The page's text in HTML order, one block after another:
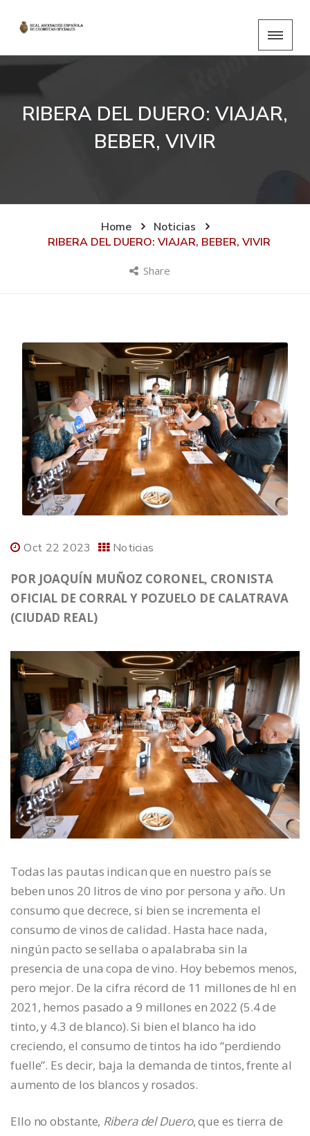
RIBERA DEL DUERO: VIAJAR,
BEBER, VIVIR
Home
Noticias
RIBERA DEL DUERO: VIAJAR, BEBER, VIVIR
Share
Oct 22 2023 Noticias
POR JOAQUÍN MUÑOZ CORONEL, CRONISTA
OFICIAL DE CORRAL Y POZUELO DE CALATRAVA
(CIUDAD REAL)
Todas las pautas indican que en nuestro país se
beben unos 20 litros de vino por persona y año. Un
consumo que decrece, si bien se incrementa el
consumo de vinos de calidad. Hasta hace nada,
ningún pacto se sellaba o apalabraba sin la
presencia de una copa de vino. Hoy bebemos menos,
pero mejor. De la cifra récord de 11 millones de hl en
2021, hemos pasado a 9 millones en 2022 (5.4 de
tinto, y 4.3 de blanco). Si bien el blanco ha ido
creciendo, el consumo de tintos ha ido “perdiendo
fuelle”. Es decir, baja la demanda de tintos, frente al
aumento de los blancos y rosados.
Ello no obstante, Ribera del Duero, que es tierra de